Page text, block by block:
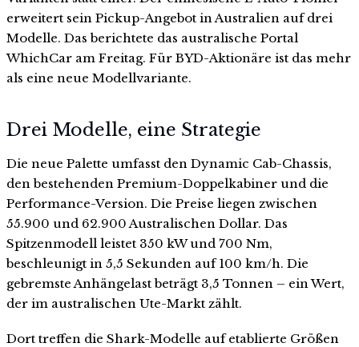
erweitert sein Pickup-Angebot in Australien auf drei
Modelle. Das berichtete das australische Portal
WhichCar am Freitag. Für BYD-Aktionäre ist das mehr
als eine neue Modellvariante.
Drei Modelle, eine Strategie
Die neue Palette umfasst den Dynamic Cab-Chassis,
den bestehenden Premium-Doppelkabiner und die
Performance-Version. Die Preise liegen zwischen
55.900 und 62.900 Australischen Dollar. Das
Spitzenmodell leistet 350 kW und 700 Nm,
beschleunigt in 5,5 Sekunden auf 100 km/h. Die
gebremste Anhängelast beträgt 3,5 Tonnen – ein Wert,
der im australischen Ute-Markt zählt.
Dort treffen die Shark-Modelle auf etablierte Größen